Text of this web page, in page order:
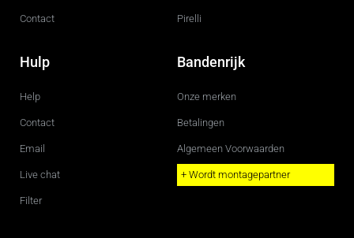
Contact Pirelli
Hulp
Help
Contact
Email
Live chat
Filter
Bandenrijk
Onze merken
Betalingen
Algemeen Voorwaarden
+ Wordt montagepartner